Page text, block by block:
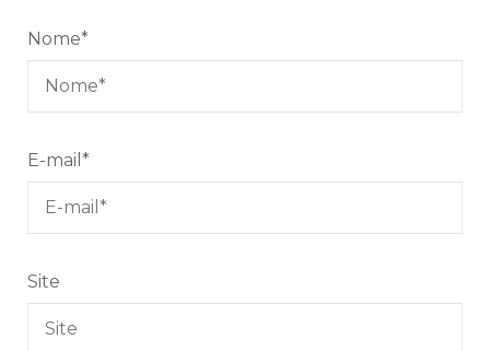
Nome*
E-mail *
Site